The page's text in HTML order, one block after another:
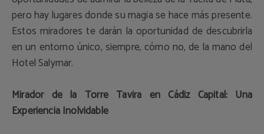
pero hay lugares donde su magia se hace más presente.
Estos miradores te darán la oportunidad de descubrirla
en un entorno único, siempre, cómo no, de la mano del
Hotel Salymar.
Mirador de la Torre Tavira en Cádiz Capital: Una
Experiencia Inolvidable